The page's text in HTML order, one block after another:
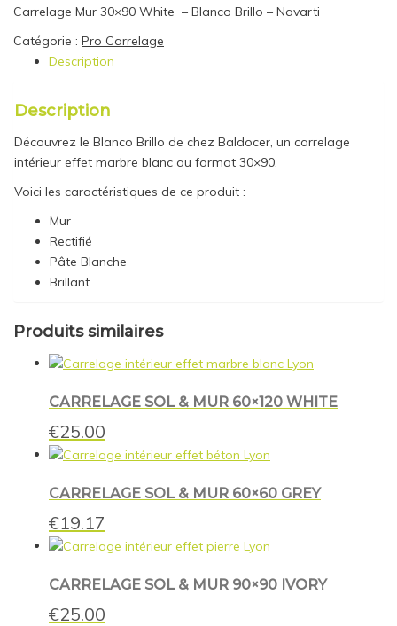
Carrelage Mur 30×90 White – Blanco Brillo – Navarti
Catégorie : Pro Carrelage
Description
Description
Découvrez le Blanco Brillo de chez Baldocer, un carrelage
intérieur effet marbre blanc au format 30×90.
Voici les caractéristiques de ce produit :
Mur
Rectifié
Pâte Blanche
Brillant
Produits similaires
CARRELAGE SOL & MUR 60×120 WHITE
€25.00
CARRELAGE SOL & MUR 60×60 GREY
€19.17
CARRELAGE SOL & MUR 90×90 IVORY
€25.00